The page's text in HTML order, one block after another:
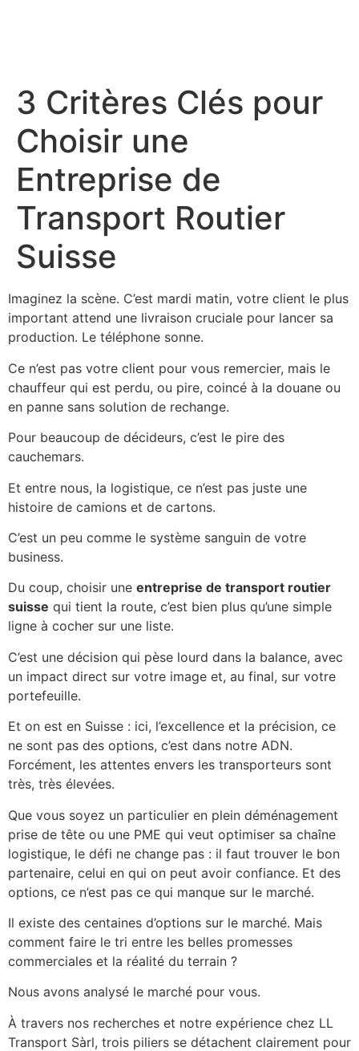
3 Critères Clés pour
Choisir une
Entreprise de
Transport Routier
Suisse
Imaginez la scène. C’est mardi matin, votre client le plus
important attend une livraison cruciale pour lancer sa
production. Le téléphone sonne.
Ce n’est pas votre client pour vous remercier, mais le
chauffeur qui est perdu, ou pire, coincé à la douane ou
en panne sans solution de rechange.
Pour beaucoup de décideurs, c’est le pire des
cauchemars.
Et entre nous, la logistique, ce n’est pas juste une
histoire de camions et de cartons.
C’est un peu comme le système sanguin de votre
business.
Du coup, choisir une entreprise de transport routier
suisse qui tient la route, c’est bien plus qu’une simple
ligne à cocher sur une liste.
C’est une décision qui pèse lourd dans la balance, avec
un impact direct sur votre image et, au final, sur votre
portefeuille.
Et on est en Suisse : ici, l’excellence et la précision, ce
ne sont pas des options, c’est dans notre ADN.
Forcément, les attentes envers les transporteurs sont
très, très élevées.
Que vous soyez un particulier en plein déménagement
prise de tête ou une PME qui veut optimiser sa chaîne
logistique, le défi ne change pas : il faut trouver le bon
partenaire, celui en qui on peut avoir confiance. Et des
options, ce n’est pas ce qui manque sur le marché.
Il existe des centaines d’options sur le marché. Mais
comment faire le tri entre les belles promesses
commerciales et la réalité du terrain ?
Nous avons analysé le marché pour vous.
À travers nos recherches et notre expérience chez LL
Transport Sàrl, trois piliers se détachent clairement pour